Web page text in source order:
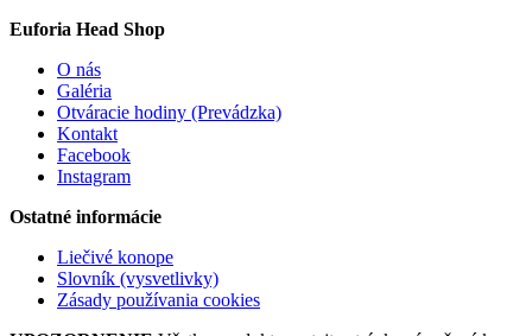
Euforia Head Shop
O nás
Galéria
Otváracie hodiny (Prevádzka)
Kontakt
Facebook
Instagram
Ostatné informácie
Liečivé konope
Slovník (vysvetlivky)
Zásady používania cookies